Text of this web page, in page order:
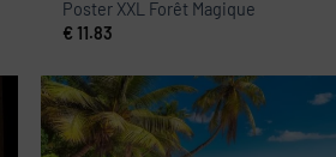
Poster XXL Forêt Magique
€ 11.83